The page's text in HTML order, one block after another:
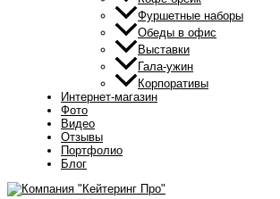
Фуршетные наборы
Обеды в офис
Выставки
Гала-ужин
Корпоративы
Интернет-магазин
Фото
Видео
Отзывы
Портфолио
Блог